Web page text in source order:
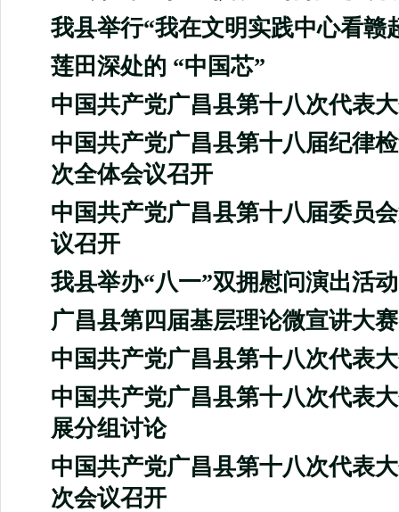
我县举行“我在文明实践中心看赣
莲田深处的 “中国芯”
中国共产党广昌县第十八次代表
中国共产党广昌县第十八届纪律
次全体会议召开
中国共产党广昌县第十八届委员
议召开
我县举办“八一”双拥慰问演出活动
广昌县第四届基层理论微宣讲大
中国共产党广昌县第十八次代表
中国共产党广昌县第十八次代表
展分组讨论
中国共产党广昌县第十八次代表
次会议召开